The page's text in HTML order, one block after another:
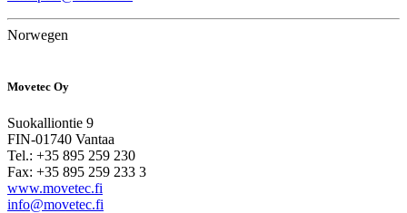
Norwegen
Movetec Oy
Suokalliontie 9
FIN-01740 Vantaa
Tel.: +35 895 259 230
Fax: +35 895 259 233 3
www.movetec.fi
info@movetec.fi